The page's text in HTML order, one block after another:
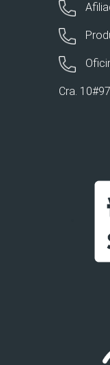
Cra.